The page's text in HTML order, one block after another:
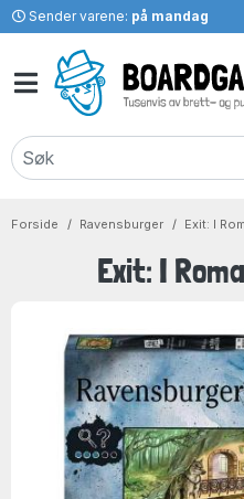
Sender varene: på mandag
Forside Ravensburger Exit: I
Exit: I